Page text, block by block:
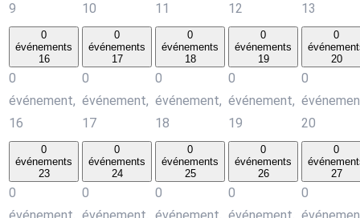
9
10
11
12
13
0
événements
16
0
événement,
16
0
événements
17
0
événement,
17
0
événements
18
0
événement,
18
0
événements
19
0
événement,
19
0
20
0
20
0
événements
23
0
0
événements
24
0
0
événements
25
0
0
événements
26
0
0
27
0